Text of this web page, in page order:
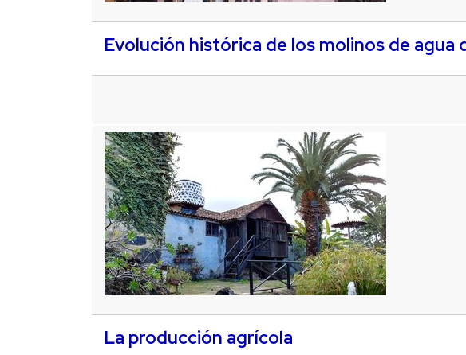
Evolución histórica de los molinos de agua
La producción agrícola